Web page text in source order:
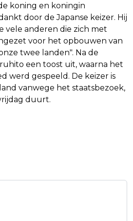
koning en koningin
door de Japanse keizer. Hij
vele anderen die zich met
voor het opbouwen van
twee landen". Na de
een toost uit, waarna het
werd gespeeld. De keizer is
vanwege het staatsbezoek,
duurt.
NAAR ZEGE OP
VERWACHT
IN 2026